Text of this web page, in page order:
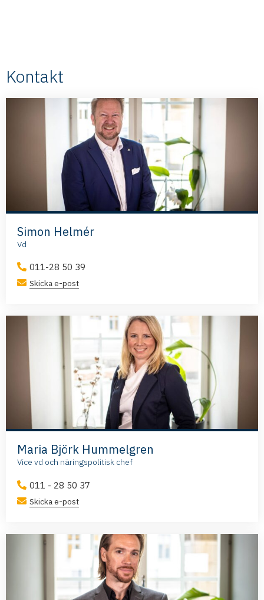
Kontakt
Simon Helmér
Vd
011-28 50 39
Skicka e-post
Maria Björk Hummelgren
Vice vd och näringspolitisk chef
011 - 28 50 37
Skicka e-post